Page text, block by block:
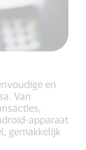
en
Van
apparaat
gemakkelijk